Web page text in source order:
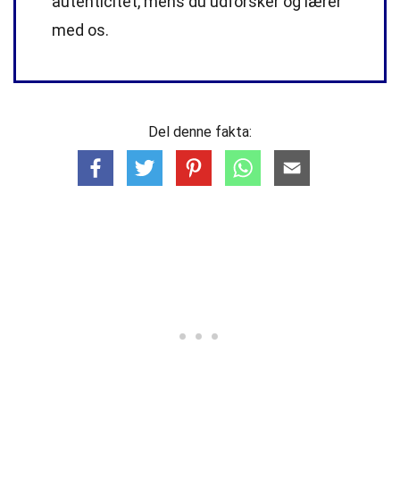
med os.
Del denne fakta: